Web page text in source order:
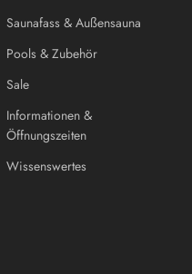
Saunafass & Außensauna
Pools & Zubehör
Sale
Informationen &
Öffnungszeiten
Wissenswertes